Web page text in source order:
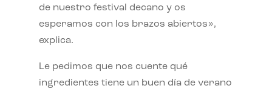
de nuestro festival decano y os
esperamos con los brazos abiertos»,
explica.
Le pedimos que nos cuente qué
ingredientes tiene un buen día de verano